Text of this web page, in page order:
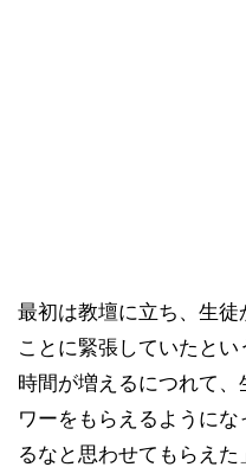
最初は教壇に立ち、生
ことに緊張していたと
時間が増えるにつれて
ワーをもらえるように
るなと思わせてもらえ